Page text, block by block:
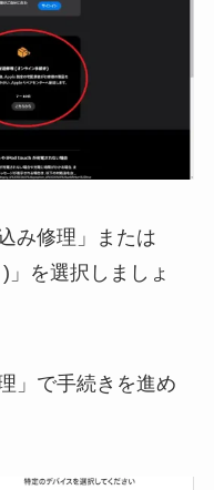
み修理」または
」を選択しましょ
」で手続きを進め